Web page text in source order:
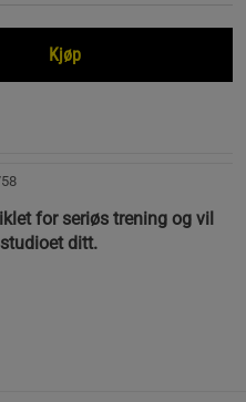
Kjøp
for seriøs trening og vil
ditt.